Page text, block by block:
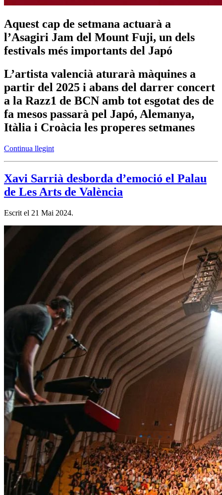
Aquest cap de setmana actuarà a
l’Asagiri Jam del Mount Fuji, un dels
festivals més importants del Japó
L’artista valencià aturarà màquines a
partir del 2025 i abans del darrer concert
a la Razz1 de BCN amb tot esgotat des de
fa mesos passarà pel Japó, Alemanya,
Itàlia i Croàcia les properes setmanes
Continua llegint
Xavi Sarrià desborda d’emoció el Palau
de Les Arts de València
Escrit el 21 Mai 2024.